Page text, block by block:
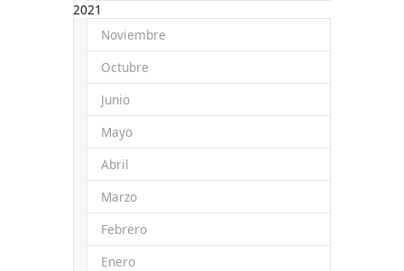
2021
Noviembre
Octubre
Junio
Mayo
Abril
Marzo
Febrero
Enero